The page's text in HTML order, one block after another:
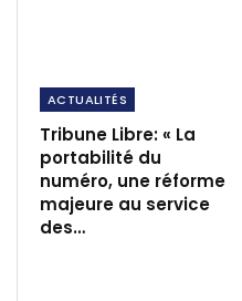
ACTUALITÉS
Tribune Libre: « La
portabilité du
numéro, une réforme
majeure au service
des…